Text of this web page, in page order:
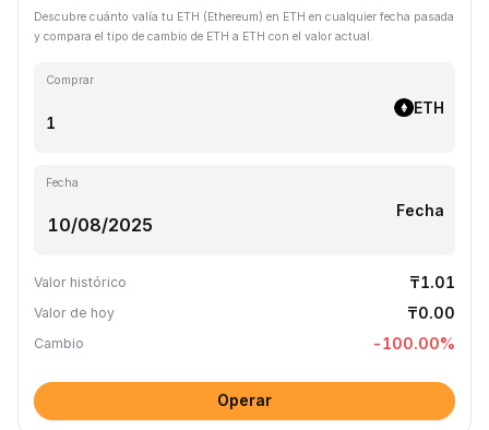
Descubre cuánto valía tu ETH (Ethereum) en ETH en cualquier fecha pasada
y compara el tipo de cambio de ETH a ETH con el valor actual.
Comprar
ETH
Fecha
Fecha
Valor histórico ₸1.01
Valor de hoy ₸0.00
Cambio -100.00%
Operar